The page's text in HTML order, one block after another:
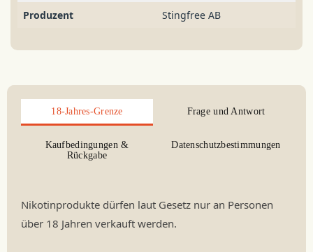
Produzent
Stingfree AB
18-Jahres-Grenze Frage und Antwort
Kaufbedingungen &
Rückgabe
Datenschutzbestimmungen
Nikotinprodukte dürfen laut Gesetz nur an Personen
über 18 Jahren verkauft werden.